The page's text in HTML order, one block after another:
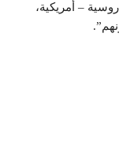
– أمريكية،